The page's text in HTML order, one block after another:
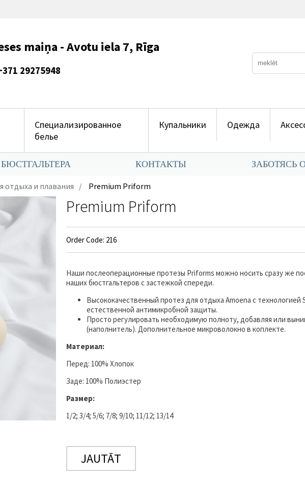
maiņa - Avotu iela 7, Rīga
Специализированное
белье
Купальники Одежда
КОНТАКТЫ ЗАБОТЯСЬ
отдыха и плавания Premium Priform
Premium Priform
Order Code: 216
Наши послеоперационные протезы Priforms можно носить сразу же
наших бюстгальтеров с застежкой спереди.
Высококачественный протез для отдыха Amoena с технологией
естественной антимикробной защиты.
Просто регулировать необходимую полноту, добавляя или
(наполнитель). Дополнительное микроволокно в коплекте.
Материал:
Перед: 100% Хлопок
Заде: 100% Полиэстер
Размер:
1/2; 3/4; 5/6; 7/8; 9/10; 11/12; 13/14
JAUTĀT